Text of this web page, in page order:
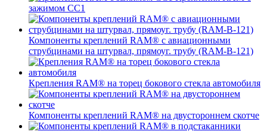
зажимом СС1
Компоненты креплений RAM® с авиационными
струбцинами на штурвал, прямоуг. трубу (RAM-B-121)
Крепления RAM® на торец бокового стекла автомобиля
Компоненты креплений RAM® на двустороннем скотче